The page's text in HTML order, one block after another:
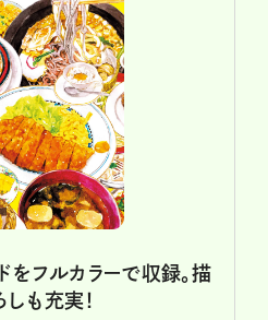
フルカラーで収録。描
しも充実！